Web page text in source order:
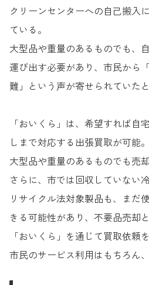
クリーンセンターへの自己搬入
ている。
大型品や重量のあるものでも、
運び出す必要があり、市民から
難」という声が寄せられていたと
「おいくら」は、希望すれば自
しまで対応する出張買取が可能。
大型品や重量のあるものでも売
さらに、市では回収していない
リサイクル法対象製品も、まだ
きる可能性があり、不要品売却
「おいくら」を通じて買取依頼
市民のサービス利用はもちろん